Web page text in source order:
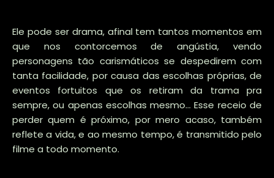
Ele pode ser drama, afinal tem tantos momentos em
que nos contorcemos de angústia, vendo
personagens tão carismáticos se despedirem com
tanta facilidade, por causa das escolhas próprias, de
eventos fortuitos que os retiram da trama pra
sempre, ou apenas escolhas mesmo... Esse receio de
perder quem é próximo, por mero acaso, também
reflete a vida, e ao mesmo tempo, é transmitido pelo
filme a todo momento.